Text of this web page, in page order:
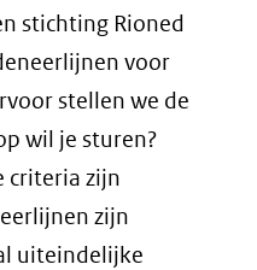
stichting Rioned
voor
stellen we de
wil je sturen?
criteria zijn
zijn
uiteindelijke